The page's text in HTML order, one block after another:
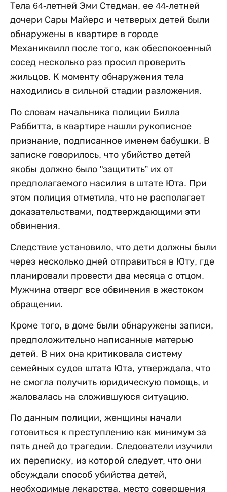
Тела 64-летней Эми Стедман, ее 44-летней
дочери Сары Майерс и четверых детей были
обнаружены в квартире в городе
Механиквилл после того, как обеспокоенный
сосед несколько раз просил проверить
жильцов. К моменту обнаружения тела
находились в сильной стадии разложения.
По словам начальника полиции Билла
Раббитта, в квартире нашли рукописное
признание, подписанное именем бабушки. В
записке говорилось, что убийство детей
якобы должно было "защитить” их от
предполагаемого насилия в штате Юта. При
этом полиция отметила, что не располагает
доказательствами, подтверждающими эти
обвинения.
Следствие установило, что дети должны были
через несколько дней отправиться в Юту, где
планировали провести два месяца с отцом.
Мужчина отверг все обвинения в жестоком
обращении.
Кроме того, в доме были обнаружены записи,
предположительно написанные матерью
детей. В них она критиковала систему
семейных судов штата Юта, утверждала, что
не смогла получить юридическую помощь, и
жаловалась на сложившуюся ситуацию.
По данным полиции, женщины начали
готовиться к преступлению как минимум за
пять дней до трагедии. Следователи изучили
их переписку, из которой следует, что они
обсуждали способ убийства детей,
необходимые лекарства, место совершения